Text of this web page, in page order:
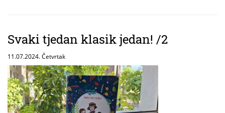
Svaki tjedan klasik jedan! /2
11.07.2024. Četvrtak